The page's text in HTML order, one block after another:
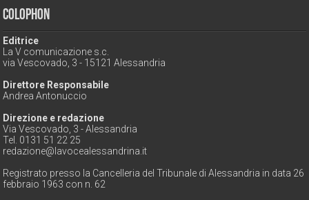
Colophon
Editrice
La V comunicazione s.c.
via Vescovado, 3 - 15121 Alessandria
Direttore Responsabile
Andrea Antonuccio
Direzione e redazione
Via Vescovado, 3 - Alessandria
Tel. 0131 51 22 25
redazione@lavocealessandrina.it
Registrato presso la Cancelleria del Tribunale di Alessandria in data 26
febbraio 1963 con n. 62